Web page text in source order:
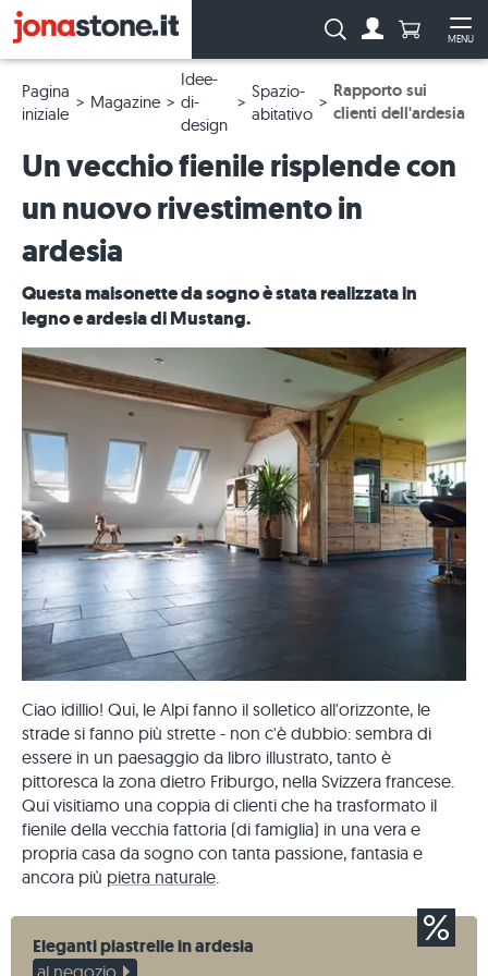
MENU
Ricerca: Numero di
Pagina
iniziale
Magazine
Idee-
di-
design
Spazio-
abitativo
Rapporto sui
clienti dell'ardesia
Un vecchio fienile risplende con
un nuovo rivestimento in
ardesia
Questa maisonette da sogno è stata realizzata in
legno e ardesia di Mustang.
Ciao idillio! Qui, le Alpi fanno il solletico all'orizzonte, le
strade si fanno più strette - non c'è dubbio: sembra di
essere in un paesaggio da libro illustrato, tanto è
pittoresca la zona dietro Friburgo, nella Svizzera francese.
Qui visitiamo una coppia di clienti che ha trasformato il
fienile della vecchia fattoria (di famiglia) in una vera e
propria casa da sogno con tanta passione, fantasia e
ancora più pietra naturale.
Eleganti piastrelle in ardesia
al negozio